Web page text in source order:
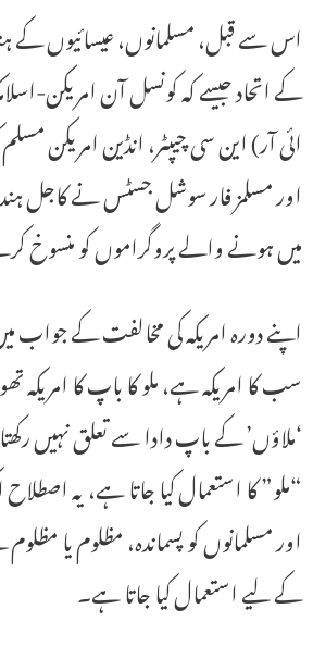
اس سے قبل، مسلمانوں، عیسائیوں کے
کے اتحاد جیسے کہ کونسل آن امریکن-
ائی آر) این سی چیپٹر، انڈین امریکن
اور مسلمز فار سوشل جسٹس نے کاجل
میں ہونے والے پروگراموں کو منسوخ
اپنے دورہ امریکہ کی مخالفت کے جواب
سب کا امریکہ ہے، ملو کا باپ کا
‘ملاؤں’ کے باپ دادا سے تعلق نہیں
“ملو” کا استعمال کیا جاتا ہے، یہ
اور مسلمانوں کو پسماندہ، مظلوم یا
کے لیے استعمال کیا جاتا ہے۔